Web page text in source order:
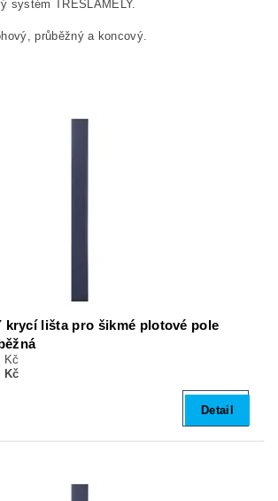
systém TRESLAMELY.
průběžný a koncový.
krycí lišta pro šikmé plotové pole
Kč
Kč
Detail